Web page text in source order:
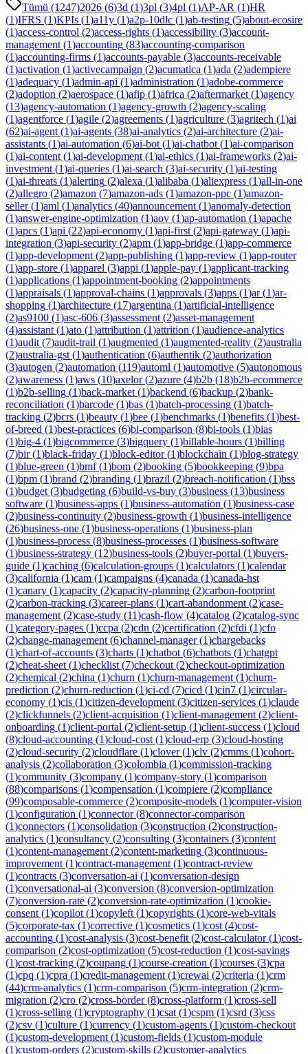
Tümü (1247)2026 (6)3d (1)3pl (3)4pl (1)AP-AR (1)HR
(1)IFRS (1)KPIs (1)a11y (1)a2p-10dlc (1)ab-testing (5)about-ecosire
(1)access-control (2)access-rights (1)accessibility (3)account-
management (1)accounting (83)accounting-comparison
(1)accounting-firms (1)accounts-payable (3)accounts-receivable
(1)activation (1)activecampaign (2)acumatica (1)ada (2)adempiere
(1)adequacy (1)admin-api (1)administration (1)adobe-commerce
(2)adoption (2)aerospace (1)afip (1)africa (2)aftermarket (1)agency
(13)agency-automation (1)agency-growth (2)agency-scaling
(1)agentforce (1)agile (2)agreements (1)agriculture (3)agritech (1)ai
(62)ai-agent (1)ai-agents (38)ai-analytics (2)ai-architecture (2)ai-
assistants (1)ai-automation (6)ai-bot (1)ai-chatbot (1)ai-comparison
(1)ai-content (1)ai-development (1)ai-ethics (1)ai-frameworks (2)ai-
investment (1)ai-queries (1)ai-search (3)ai-security (1)ai-testing
(1)ai-threats (1)alerting (2)alexa (1)alibaba (1)aliexpress (1)all-in-one
(2)allegro (2)amazon (7)amazon-ads (1)amazon-ppc (1)amazon-
seller(1)aml (1)analytics (40)announcement (1)anomaly-detection
(1)answer-engine-optimization (1)aov (1)ap-automation (1)apache
(1)apcs (1)api (22)api-economy (1)api-first (2)api-gateway (1)api-
integration (3)api-security (2)apm (1)app-bridge (1)app-commerce
(1)app-development (2)app-publishing (1)app-review (1)app-router
(1)app-store (1)apparel (3)appi (1)apple-pay (1)applicant-tracking
(1)applications (1)appointment-booking (2)appointments
(1)appraisals (1)approval-chains (1)approvals (3)apps (1)ar(1)ar-
shopping (1)architecture (17)argentina (1)artificial-intelligence
(2)as9100 (1)asc-606 (3)assessment (2)asset-management
(4)assistant (1)ato (1)attribution (1)attrition (1)audience-analytics
(1)audit (7)audit-trail (1)augmented (1)augmented-reality (2)australia
(2)australia-gst (1)authentication (6)authentik (2)authorization
(3)autogen (2)automation (119)automl (1)automotive (5)autonomous
(2)awareness (1)aws (10)axelor(2)azure (4)b2b (18)b2b-ecommerce
(1)b2b-selling (1)back-market (1)backend (6)backup (2)bank-
reconciliation (1)barcode (1)bas (1)batch-processing (1)batch-
tracking (2)bcrs (1)beauty (1)bee (1)benchmarks (1)benefits (1)best-
of-breed (1)best-practices (6)bi-comparison (8)bi-tools (1)bias
(1)big-4 (1)bigcommerce (3)bigquery (1)billable-hours (1)billing
(7)bir(1)black-friday (1)block-editor(1)blockchain (1)blog-strategy
(1)blue-green (1)bmf(1)bom (2)booking (5)bookkeeping (9)bpa
(1)bpm (1)brand (2)branding (1)brazil (2)breach-notification (1)bss
(1)budget (3)budgeting (6)build-vs-buy (3)business (13)business
software (1)business-apps (1)business-automation (1)business-case
(2)business-continuity (2)business-growth (1)business-intelligence
(26)business-one (1)business-operations (1)business-plan
(1)business-process (8)business-processes (1)business-software
(1)business-strategy (12)business-tools (2)buyer-portal (1)buyers-
guide (1)caching (6)calculation-groups (1)calculators (1)calendar
(3)california (1)cam (1)campaigns (4)canada (1)canada-hst
(1)canary (1)capacity (2)capacity-planning (2)carbon-footprint
(2)carbon-tracking (3)career-plans (1)cart-abandonment (2)case-
management (2)case-study (11)cash-flow (4)catalog (2)catalog-sync
(1)category-pages (1)ccpa (2)cdn (2)certification (2)cfdi (1)cfo
(2)change-management (6)channel-manager(1)chargebacks
(1)chart-of-accounts (3)charts (1)chatbot (6)chatbots (1)chatgpt
(2)cheat-sheet (1)checklist (7)checkout (2)checkout-optimization
(2)chemical (2)china (1)churn (1)churn-management (1)churn-
prediction (2)churn-reduction (1)ci-cd (7)cicd (1)cin7 (1)circular-
economy (1)cis (1)citizen-development (3)citizen-services (1)claude
(2)clickfunnels (2)client-acquisition (1)client-management (2)client-
onboarding (1)client-portal (2)client-setup (1)client-success (1)cloud
(8)cloud-accounting (1)cloud-cost (1)cloud-erp (3)cloud-hosting
(2)cloud-security (2)cloudflare (1)clover(1)clv (2)cmms (1)cohort-
analysis (2)collaboration (3)colombia (1)commission-tracking
(1)community (3)company (1)company-story (1)comparison
(88)comparisons (1)compensation (1)compiere (2)compliance
(99)composable-commerce (2)composite-models (1)computer-vision
(1)configuration (1)connector(8)connector-comparison
(1)connectors (1)consolidation (3)construction (2)construction-
analytics (1)consultancy (2)consulting (3)containers (3)content
(1)content-management (2)content-marketing (3)continuous-
improvement (1)contract-management (1)contract-review
(1)contracts (3)conversation-ai (1)conversation-design
(1)conversational-ai (3)conversion (8)conversion-optimization
(7)conversion-rate (2)conversion-rate-optimization (1)cookie-
consent (1)copilot (1)copyleft (1)copyrights (1)core-web-vitals
(5)corporate-tax (1)corrective (1)cosmetics (1)cost (4)cost-
accounting (1)cost-analysis (3)cost-benefit (2)cost-calculator(1)cost-
comparison (2)cost-optimization (5)cost-reduction (1)cost-savings
(1)cost-tracking (2)coupang (1)course-creation (1)courses (3)cpa
(1)cpq (1)cpra (1)credit-management (1)crewai (2)criteria (1)crm
(44)crm-analytics (1)crm-comparison (5)crm-integration (2)crm-
migration (2)cro (2)cross-border(8)cross-platform (1)cross-sell
(1)cross-selling (1)cryptography (1)csat (1)cspm (1)csrd (3)css
(2)csv (1)culture (1)currency (1)custom-agents (1)custom-checkout
(1)custom-development (1)custom-fields (1)custom-module
(1)custom-orders (2)custom-skills (2)customer-analytics